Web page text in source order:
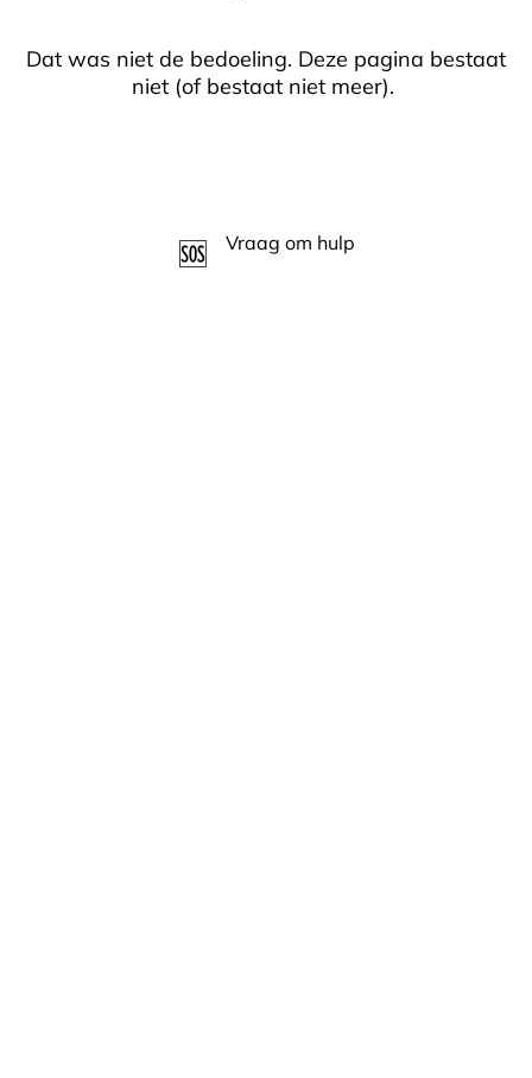
Dat was niet de bedoeling. Deze pagina bestaat
niet (of bestaat niet meer).
🆘 Vraag om hulp